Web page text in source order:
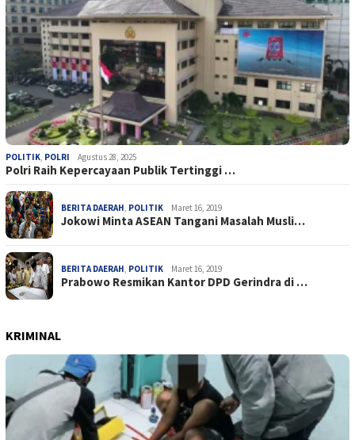
POLITIK, POLRI Agustus 28, 2025
Polri Raih Kepercayaan Publik Tertinggi …
BERITA DAERAH, POLITIK Maret 16, 2019
Jokowi Minta ASEAN Tangani Masalah Musli…
BERITA DAERAH, POLITIK Maret 16, 2019
Prabowo Resmikan Kantor DPD Gerindra di …
KRIMINAL